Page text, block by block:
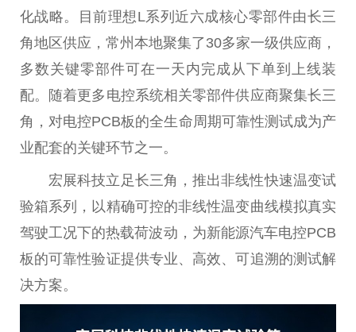
化战略。目前理想L系列近六成核心零部件由长三
角地区供应，常州本地聚集了30多家一级供应商，
多数关键零部件可在一天内完成从下单到上线装
配。随着更多电控系统相关零部件供应商聚集长三
角，对电控PCB板的全生命周期可靠性测试成为产
业配套的关键环节之一。
宏展科技立足长三角，推出非线性快速温变试
验箱系列，以精确可控的非线性温变曲线模拟真实
驾驶工况下的热载荷波动，为新能源汽车电控PCB
板的可靠性验证提供专业、高效、可追溯的测试解
决方案。